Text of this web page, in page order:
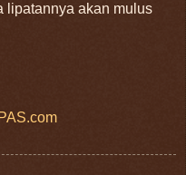
lipatannya akan mulus